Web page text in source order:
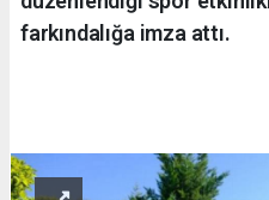
farkındalığa imza attı.